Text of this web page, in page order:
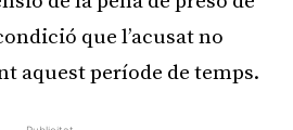
que l’acusat no
aquest període de temps.